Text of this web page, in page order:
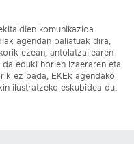
komunikazioa
agendan baliatuak dira,
ezean, antolatzailearen
da eduki horien izaeraren eta
ez bada, EKEk agendako
ilustratzeko eskubidea du.